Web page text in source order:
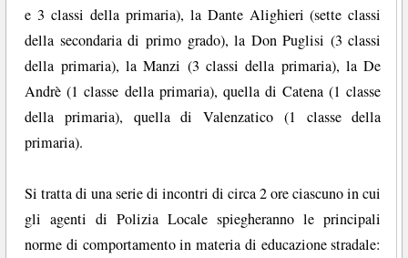
e 3 classi della primaria), la Dante Alighieri (sette classi
della secondaria di primo grado), la Don Puglisi (3 classi
della primaria), la Manzi (3 classi della primaria), la De
Andrè (1 classe della primaria), quella di Catena (1 classe
della primaria), quella di Valenzatico (1 classe della
primaria).
Si tratta di una serie di incontri di circa 2 ore ciascuno in cui
gli agenti di Polizia Locale spiegheranno le principali
norme di comportamento in materia di educazione stradale: